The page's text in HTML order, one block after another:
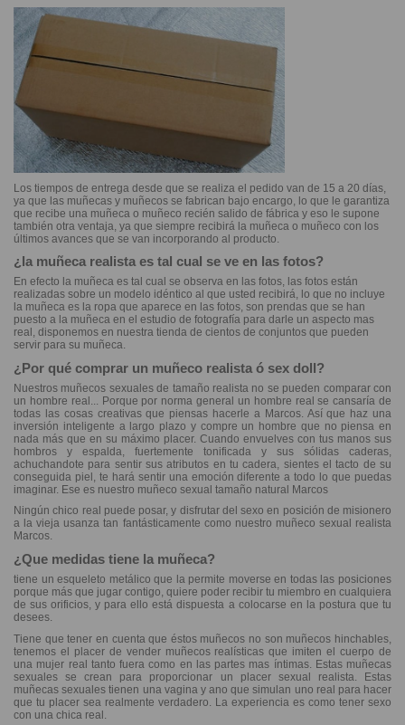
Los tiempos de entrega desde que se realiza el pedido van de 15 a 20 días,
ya que las muñecas y muñecos se fabrican bajo encargo, lo que le garantiza
que recibe una muñeca o muñeco recién salido de fábrica y eso le supone
también otra ventaja, ya que siempre recibirá la muñeca o muñeco con los
últimos avances que se van incorporando al producto.
¿la muñeca realista es tal cual se ve en las fotos?
En efecto la muñeca es tal cual se observa en las fotos, las fotos están
realizadas sobre un modelo idéntico al que usted recibirá, lo que no incluye
la muñeca es la ropa que aparece en las fotos, son prendas que se han
puesto a la muñeca en el estudio de fotografía para darle un aspecto mas
real, disponemos en nuestra tienda de cientos de conjuntos que pueden
servir para su muñeca.
¿Por qué comprar un muñeco realista ó sex doll?
Nuestros muñecos sexuales de tamaño realista no se pueden comparar con
un hombre real... Porque por norma general un hombre real se cansaría de
todas las cosas creativas que piensas hacerle a Marcos. Así que haz una
inversión inteligente a largo plazo y compre un hombre que no piensa en
nada más que en su máximo placer. Cuando envuelves con tus manos sus
hombros y espalda, fuertemente tonificada y sus sólidas caderas,
achuchandote para sentir sus atributos en tu cadera, sientes el tacto de su
conseguida piel, te hará sentir una emoción diferente a todo lo que puedas
imaginar. Ese es nuestro muñeco sexual tamaño natural Marcos
Ningún chico real puede posar, y disfrutar del sexo en posición de misionero
a la vieja usanza tan fantásticamente como nuestro muñeco sexual realista
Marcos.
¿Que medidas tiene la muñeca?
tiene un esqueleto metálico que la permite moverse en todas las posiciones
porque más que jugar contigo, quiere poder recibir tu miembro en cualquiera
de sus orificios, y para ello está dispuesta a colocarse en la postura que tu
desees.
Tiene que tener en cuenta que éstos muñecos no son muñecos hinchables,
tenemos el placer de vender muñecos realísticas que imiten el cuerpo de
una mujer real tanto fuera como en las partes mas íntimas. Estas muñecas
sexuales se crean para proporcionar un placer sexual realista. Estas
muñecas sexuales tienen una vagina y ano que simulan uno real para hacer
que tu placer sea realmente verdadero. La experiencia es como tener sexo
con una chica real.